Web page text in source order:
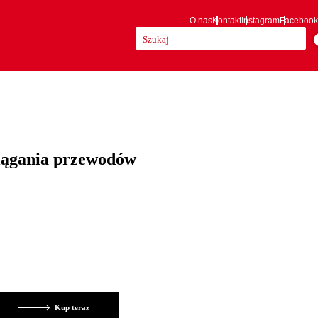
O nasKontaktInstagramFacebook
przewodów
Kup teraz